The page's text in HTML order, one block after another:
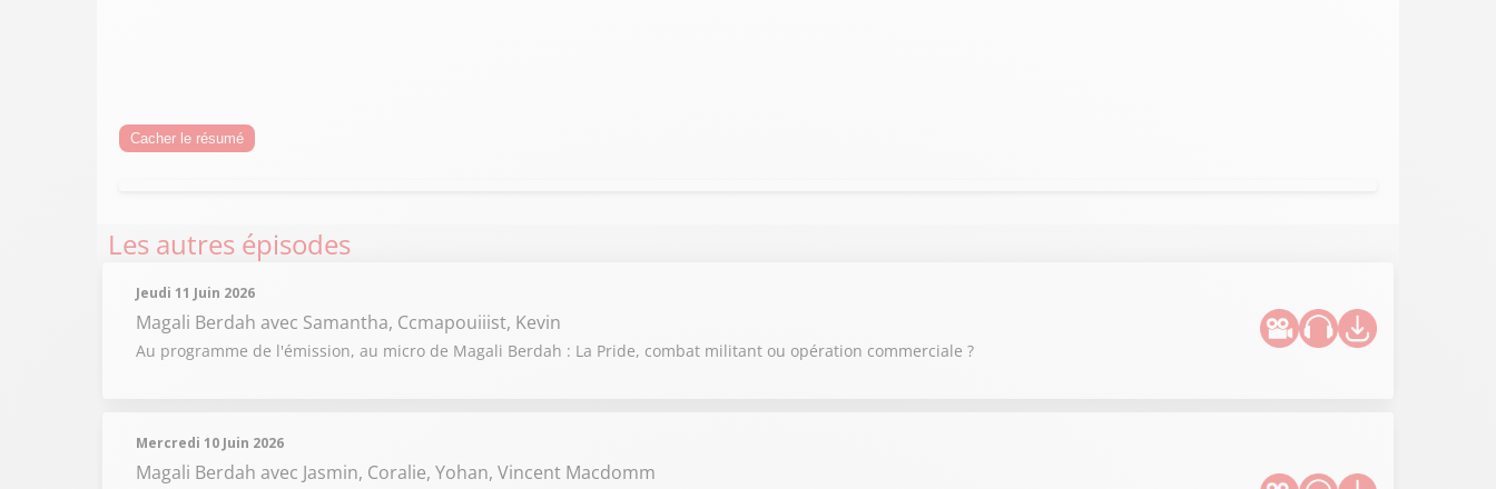
Cacher le résumé
Les autres épisodes
Jeudi 11 Juin 2026
Magali Berdah avec Samantha, Ccmapouiiist, Kevin
Au programme de l'émission, au micro de Magali Berdah : La Pride, combat militant ou opération commerciale ?
Mercredi 10 Juin 2026
Magali Berdah avec Jasmin, Coralie, Yohan, Vincent Macdomm